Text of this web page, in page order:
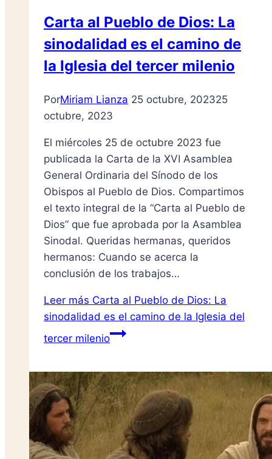
Carta al Pueblo de Dios: La
sinodalidad es el camino de
la Iglesia del tercer milenio
PorMiriam Lianza 25 octubre, 202325
octubre, 2023
El miércoles 25 de octubre 2023 fue
publicada la Carta de la XVI Asamblea
General Ordinaria del Sínodo de los
Obispos al Pueblo de Dios. Compartimos
el texto integral de la “Carta al Pueblo de
Dios” que fue aprobada por la Asamblea
Sinodal. Queridas hermanas, queridos
hermanos: Cuando se acerca la
conclusión de los trabajos…
Leer más Carta al Pueblo de Dios: La
sinodalidad es el camino de la Iglesia del
tercer milenio